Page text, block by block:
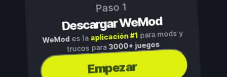
Paso 1
Descargar WeMod
WeMod es la aplicación #1para mods y
trucos para3000+ juegos
Empezar